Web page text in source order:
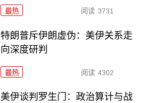
最热 阅读 3731
特朗普斥伊朗虚伪：美伊关系走
向深度研判
最热 阅读 4302
美伊谈判罗生门：政治算计与战